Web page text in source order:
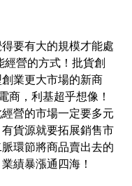
要有大的規模才能處
營的方式！批貨創
業更大市場的新商
商，利基超乎想像！
營的市場一定要多元
貨源就要拓展銷售市
環節將商品賣出去的
績暴漲通四海！